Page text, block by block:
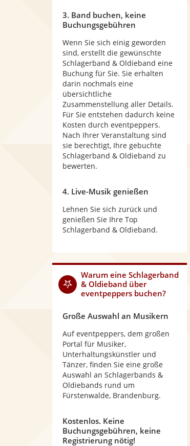
3. Band buchen, keine
Buchungsgebühren
Wenn Sie sich einig geworden
sind, erstellt die gewünschte
Schlagerband & Oldieband eine
Buchung für Sie. Sie erhalten
darin nochmals eine
übersichtliche
Zusammenstellung aller Details.
Für Sie entstehen dadurch keine
Kosten durch eventpeppers.
Nach Ihrer Veranstaltung sind
sie berechtigt, Ihre gebuchte
Schlagerband & Oldieband zu
bewerten.
4. Live-Musik genießen
Lehnen Sie sich zurück und
genießen Sie Ihre Top
Schlagerband & Oldieband.
Warum eine Schlagerband
& Oldieband über
eventpeppers buchen?
Große Auswahl an Musikern
Auf eventpeppers, dem großen
Portal für Musiker,
Unterhaltungskünstler und
Tänzer, finden Sie eine große
Auswahl an Schlagerbands &
Oldiebands rund um
Fürstenwalde, Brandenburg.
Kostenlos. Keine
Buchungsgebühren, keine
Registrierung nötig!